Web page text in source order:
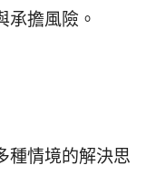
承擔風險。
種情境的解決思